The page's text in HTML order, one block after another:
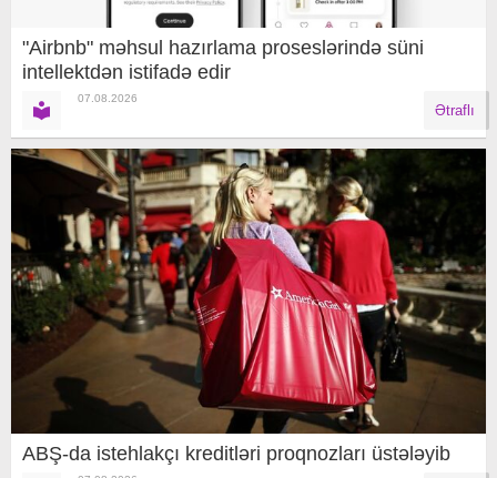
"Airbnb" məhsul hazırlama proseslərində süni
intellektdən istifadə edir
07.08.2026
Ətraflı
ABŞ-da istehlakçı kreditləri proqnozları üstələyib